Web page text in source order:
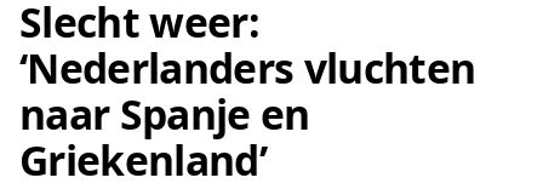
Slecht weer:
‘Nederlanders vluchten
naar Spanje en
Griekenland’